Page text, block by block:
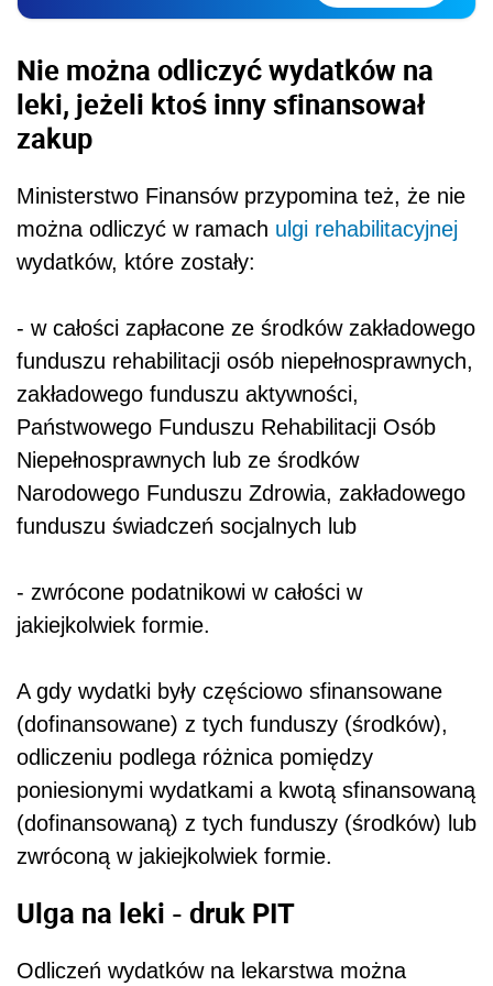
Nie można odliczyć wydatków na
leki, jeżeli ktoś inny sfinansował
zakup
Ministerstwo Finansów przypomina też, że nie
można odliczyć w ramach ulgi rehabilitacyjnej
wydatków, które zostały:
- w całości zapłacone ze środków zakładowego
funduszu rehabilitacji osób niepełnosprawnych,
zakładowego funduszu aktywności,
Państwowego Funduszu Rehabilitacji Osób
Niepełnosprawnych lub ze środków
Narodowego Funduszu Zdrowia, zakładowego
funduszu świadczeń socjalnych lub
- zwrócone podatnikowi w całości w
jakiejkolwiek formie.
A gdy wydatki były częściowo sfinansowane
(dofinansowane) z tych funduszy (środków),
odliczeniu podlega różnica pomiędzy
poniesionymi wydatkami a kwotą sfinansowaną
(dofinansowaną) z tych funduszy (środków) lub
zwróconą w jakiejkolwiek formie.
Ulga na leki - druk PIT
Odliczeń wydatków na lekarstwa można